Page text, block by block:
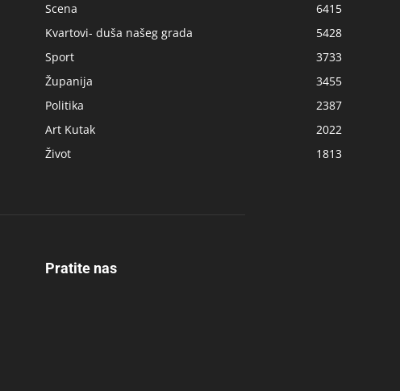
Scena
6415
Kvartovi- duša našeg grada
5428
Sport
3733
Županija
3455
Politika
2387
Art Kutak
2022
Život
1813
Pratite nas